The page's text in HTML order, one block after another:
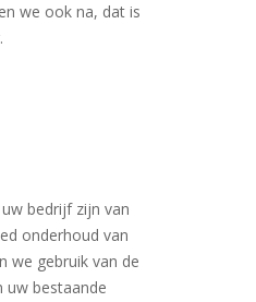
we ook na, dat is
bedrijf zijn van
onderhoud van
we gebruik van de
uw bestaande